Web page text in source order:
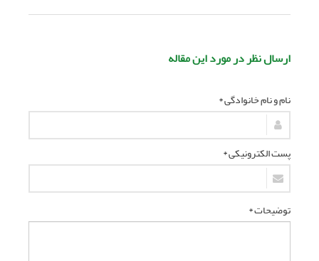
ارسال نظر در مورد این مقاله
نام و نام خانوادگی *
پست الکترونیکی *
توضیحات *